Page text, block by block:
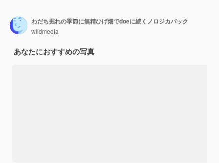
わだち掘れの季節に無精ひげ畑でdoeに続くノロジカバック
wildmedia
あなたにおすすめの写真